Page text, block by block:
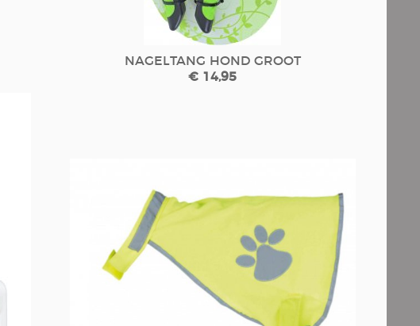
NAGELTANG HOND GROOT
€ 14,95